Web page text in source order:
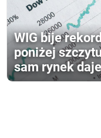
WIG bije
poniżej
sam rynek